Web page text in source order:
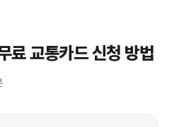
료 교통카드 신청 방법